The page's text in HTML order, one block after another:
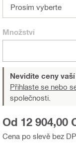
Prosím vyberte
Množství
Nevidíte ceny
Přihlaste se nebo
společnosti.
Cena po slevě bez
Od 12 904,00